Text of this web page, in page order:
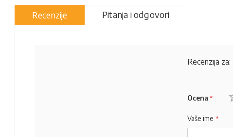
Recenzije Pitanja i odgovori
Recenzija za:
Ocena
Vaše ime